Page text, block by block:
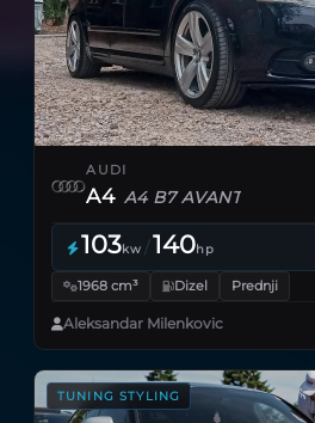
AUDI
A4 A4 B7 AVANT
103kw /140hp
1968 cm³ Dizel Prednji
Aleksandar Milenkovic
TUNING STYLING